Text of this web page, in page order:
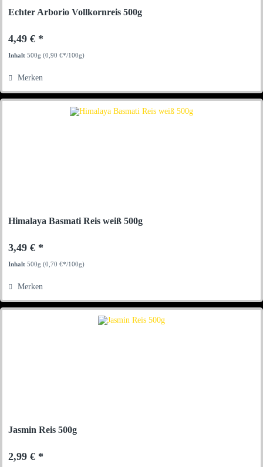
Echter Arborio Vollkornreis 500g
4,49 € *
Inhalt500g(0,90 €*/100g)
Merken
Himalaya Basmati Reis weiß 500g
3,49 € *
Inhalt500g(0,70 €*/100g)
Merken
Jasmin Reis 500g
2,99 € *